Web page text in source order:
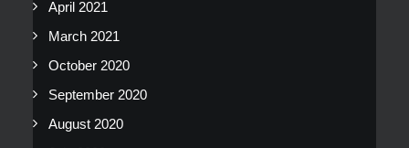
April 2021
March 2021
October 2020
September 2020
August 2020